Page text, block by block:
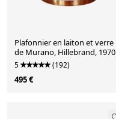
Plafonnier en laiton et verre
de Murano, Hillebrand, 1970
5 (192)
495 €